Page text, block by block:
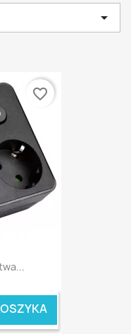

favorite_border